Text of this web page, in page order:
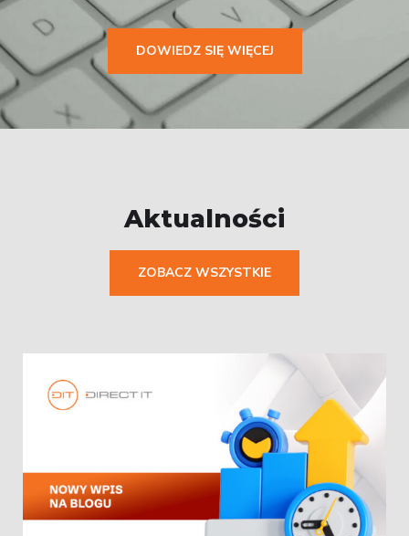
DOWIEDZ SIĘ WIĘCEJ
Aktualności
ZOBACZ WSZYSTKIE